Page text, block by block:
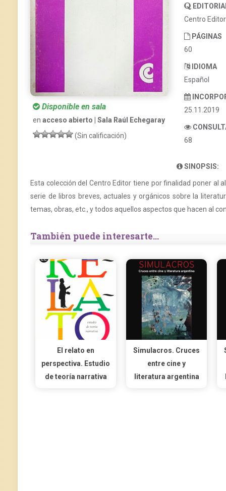
Disponible en sala
en acceso abierto | Sala Raúl Echegaray
(Sin calificación)
Centro
PÁGINAS
60
IDIOMA
Español
25.11.2019
68
SINOPSIS:
Esta colección del Centro Editor tiene por finalidad poner
serie de libros breves, actuales y orgánicos sobre la
temas, obras, etc., y todos aquellos aspectos que hacen al
También puede interesarte...
El relato en
perspectiva. Estudio
de teoría narrativa
Simulacros. Cruces
entre cine y
literatura argentina